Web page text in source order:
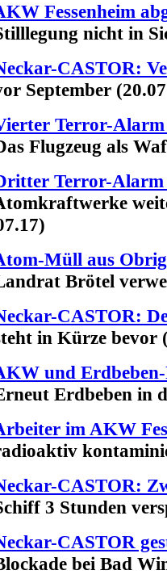
Fessenheim
nicht in
CASTOR:
September
Terror-Alarm
Flugzeug als
Terror-Alarm
Müll aus
Brötel
CASTOR:
in Kürze bevor
und
Erdbeben in
im AKW
CASTOR:
3 Stunden
CASTOR
bei Bad